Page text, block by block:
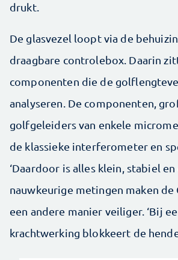
drukt.
De glasvezel loopt via de
draagbare controlebox. Daarin
componenten die de
analyseren. De componenten,
golfgeleiders van enkele
de klassieke interferometer en
‘Daardoor is alles klein, stabiel en
nauwkeurige metingen maken
een andere manier veiliger. ‘Bij
krachtwerking blokkeert de